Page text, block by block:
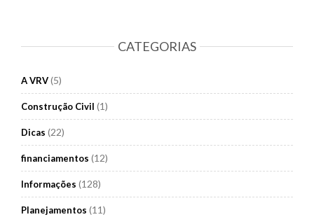
CATEGORIAS
A VRV(5)
Construção Civil (1)
Dicas (22)
financiamentos (12)
Informações (128)
Planejamentos (11)